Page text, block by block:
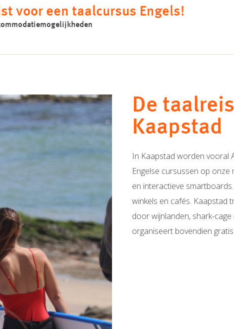
voor een taalcursus Engels!
De
Kaapstad
In Kaapstad worden vooral
Engelse cursussen op
en interactieve
winkels en cafés. Kaapstad
door wijnlanden, shark-cage
organiseert bovendien